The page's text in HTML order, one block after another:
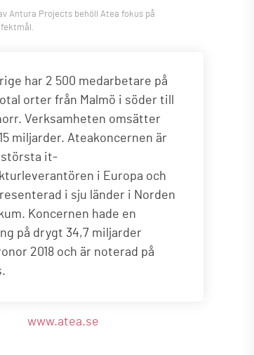
Antura Projects behöll Atea fokus på
har 2 500 medarbetare på
orter från Malmö i söder till
Verksamheten omsätter
miljarder. Ateakoncernen är
största it-
i Europa och
i sju länder i Norden
Koncernen hade en
på drygt 34,7 miljarder
2018 och är noterad på
www.atea.se